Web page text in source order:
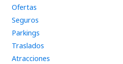
Ofertas
Seguros
Parkings
Traslados
Atracciones